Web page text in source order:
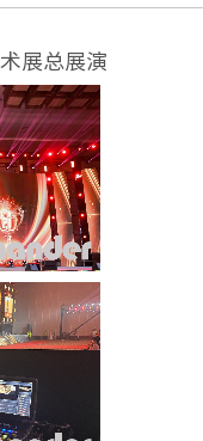
展总展演